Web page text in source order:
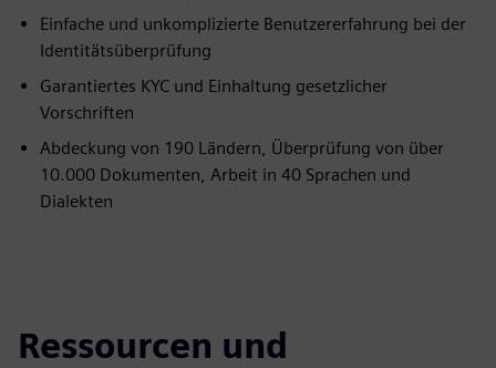
Einfache und unkomplizierte Benutzererfahrung bei der
Identitätsüberprüfung
Garantiertes KYC und Einhaltung gesetzlicher
Vorschriften
Abdeckung von 190 Ländern, Überprüfung von über
10.000 Dokumenten, Arbeit in 40 Sprachen und
Dialekten
Ressourcen und